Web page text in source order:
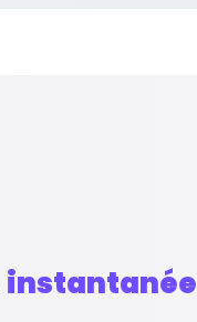
instantanée